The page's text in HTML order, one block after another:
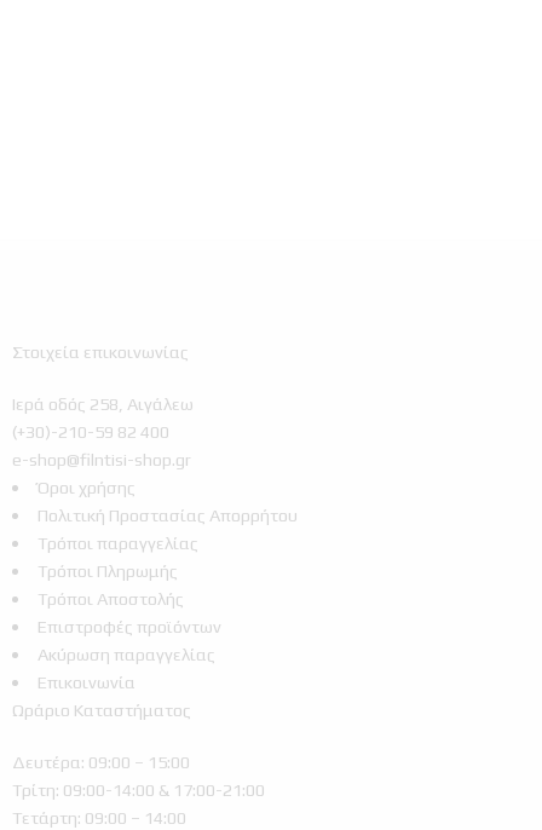
Στοιχεία επικοινωνίας
Ιερά οδός 258, Αιγάλεω
(+30)-210-59 82 400
e-shop@filntisi-shop.gr
Όροι χρήσης
Πολιτική Προστασίας Απορρήτου
Τρόποι παραγγελίας
Τρόποι Πληρωμής
Τρόποι Αποστολής
Επιστροφές προϊόντων
Ακύρωση παραγγελίας
Επικοινωνία
Ωράριο Καταστήματος
Δευτέρα: 09:00 – 15:00
Τρίτη: 09:00-14:00 & 17:00-21:00
Τετάρτη: 09:00 – 14:00